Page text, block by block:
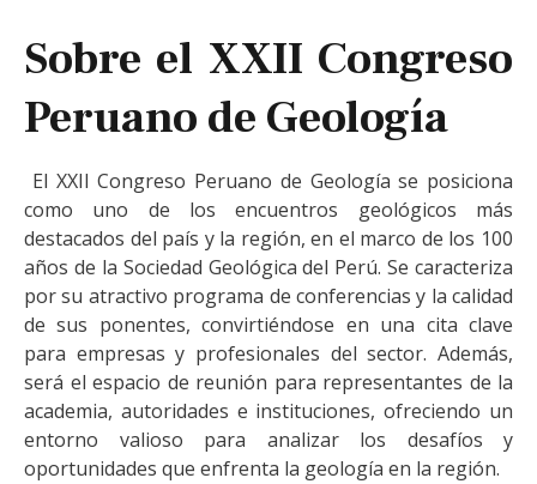
Sobre el XXII Congreso
Peruano de Geología
El XXII Congreso Peruano de Geología se posiciona
como uno de los encuentros geológicos más
destacados del país y la región, en el marco de los 100
años de la Sociedad Geológica del Perú. Se caracteriza
por su atractivo programa de conferencias y la calidad
de sus ponentes, convirtiéndose en una cita clave
para empresas y profesionales del sector. Además,
será el espacio de reunión para representantes de la
academia, autoridades e instituciones, ofreciendo un
entorno valioso para analizar los desafíos y
oportunidades que enfrenta la geología en la región.